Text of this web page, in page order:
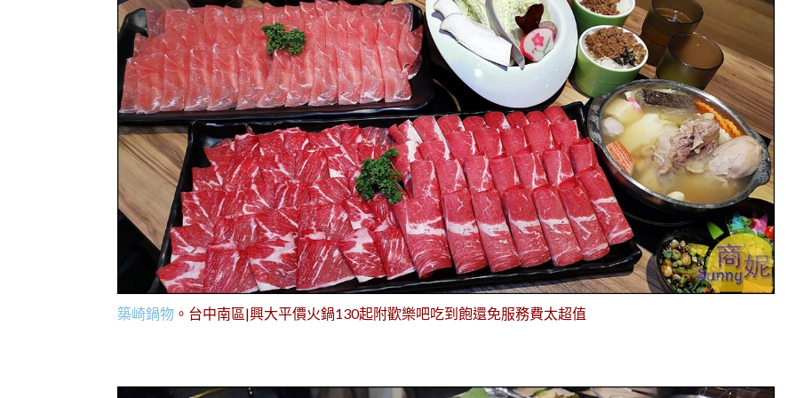
築崎鍋物 。台中南區|興大平價火鍋130起附歡樂吧吃到飽還免服務費太超值